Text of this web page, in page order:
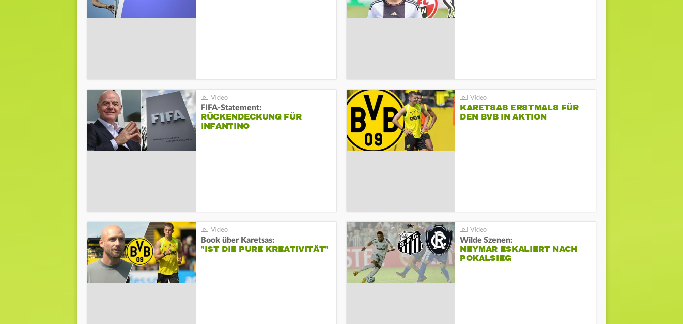
FIFA-Statement:
RÜCKENDECKUNG FÜR
INFANTINO
KARETSAS ERSTMALS FÜR
DEN BVB IN AKTION
Book über Karetsas:
"IST DIE PURE KREATIVITÄT"
Wilde Szenen:
NEYMAR ESKALIERT NACH
POKALSIEG